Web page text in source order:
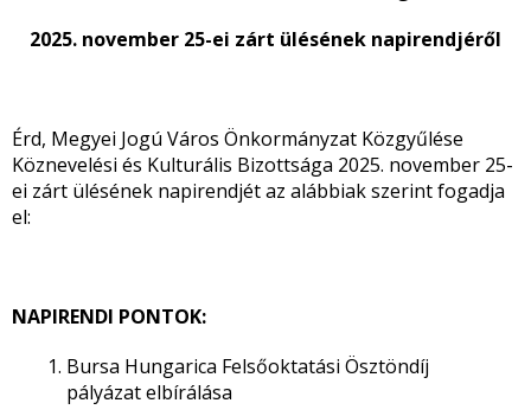
2025. november 25-ei zárt ülésének napirendjéről
Érd, Megyei Jogú Város Önkormányzat Közgyűlése
Köznevelési és Kulturális Bizottsága 2025. november 25-
ei zárt ülésének napirendjét az alábbiak szerint fogadja
el:
NAPIRENDI PONTOK:
Bursa Hungarica Felsőoktatási Ösztöndíj
pályázat elbírálása